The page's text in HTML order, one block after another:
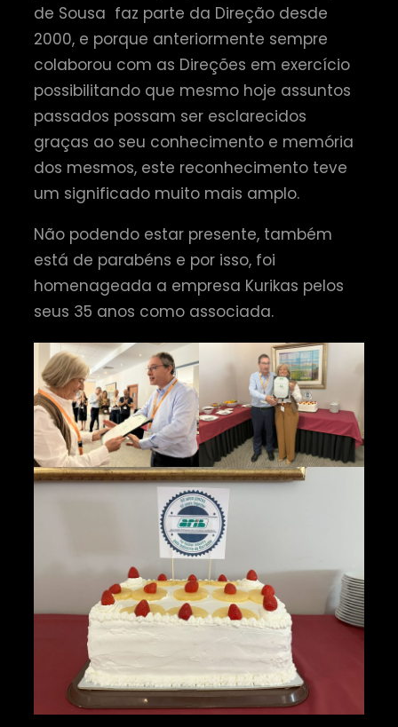
de Sousa faz parte da Direção desde
2000, e porque anteriormente sempre
colaborou com as Direções em exercício
possibilitando que mesmo hoje assuntos
passados possam ser esclarecidos
graças ao seu conhecimento e memória
dos mesmos, este reconhecimento teve
um significado muito mais amplo.
Não podendo estar presente, também
está de parabéns e por isso, foi
homenageada a empresa Kurikas pelos
seus 35 anos como associada.